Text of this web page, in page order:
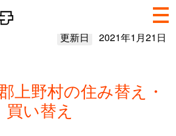
更新日 2021年1月21日
上野村の住み替え・
買い替え